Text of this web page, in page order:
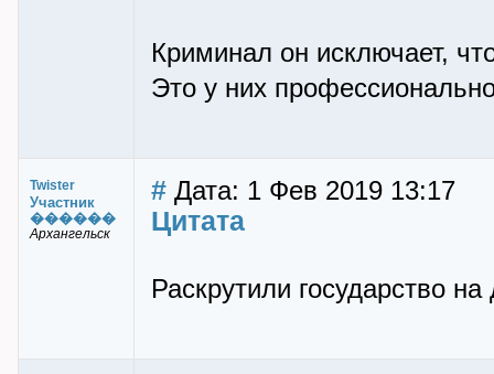
Криминал он исключает,
Это у них
Twister
Участник
������
Архангельск
# Дата: 1 Фев 2019 13:17
Цитата
Раскрутили государство на